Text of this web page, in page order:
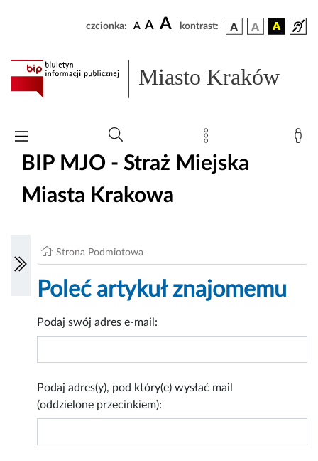
czcionka: A A A kontrast:
Miasto Kraków
BIP MJO - Straż Miejska
Miasta Krakowa
Strona Podmiotowa
Poleć artykuł znajomemu
Podaj swój adres e-mail:
Podaj adres(y), pod który(e) wysłać mail
(oddzielone przecinkiem):